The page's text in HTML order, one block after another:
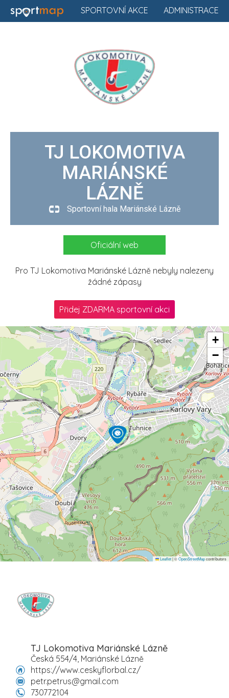
ADMINISTRACE
SPORTOVNÍ AKCE
TJ LOKOMOTIVA
MARIÁNSKÉ
LÁZNĚ
Sportovní hala Mariánské Lázně
Oficiální web
Pro TJ Lokomotiva Mariánské Lázně nebyly nalezeny
žádné zápasy
Přidej ZDARMA sportovní akci
+
−
Leaflet|©OpenStreetMapcontributors
TJ Lokomotiva Mariánské Lázně
Česká 554/4, Mariánské Lázně
https://www.ceskyflorbal.cz/
petr.petrus@gmail.com
730772104